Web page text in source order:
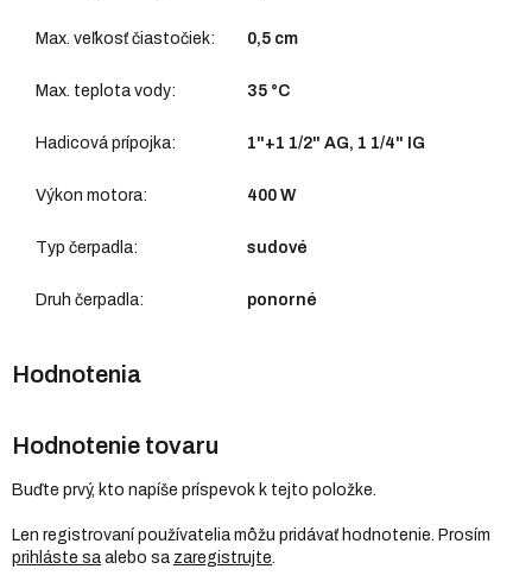
Max. veľkosť čiastočiek: 0,5 cm
Max. teplota vody: 35 °C
Hadicová prípojka: 1"+1 1/2" AG, 1 1/4" IG
Výkon motora: 400 W
Typ čerpadla: sudové
Druh čerpadla: ponorné
Hodnotenie tovaru
Buďte prvý, kto napíše príspevok k tejto položke.
Len registrovaní používatelia môžu pridávať hodnotenie. Prosím
prihláste sa alebo sa zaregistrujte